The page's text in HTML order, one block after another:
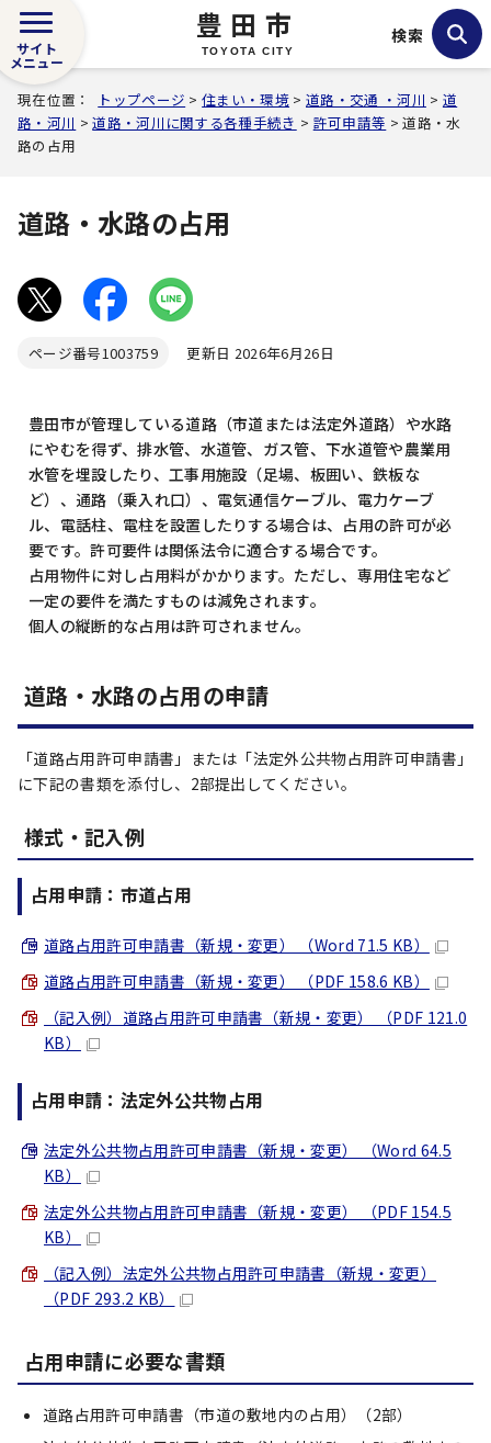
豊田市
TOYOTA CITY
サイト
メニュー
検索
現在位置： トップページ >住まい・環境 >道路・交通 ・河川 > 道
路・河川 >道路・河川に関する各種手続き > 許可申請等 > 道路・水
路の占用
道路・水路の占用
ページ番号1003759 更新日 2026年6月26日
豊田市が管理している道路（市道または法定外道路）や水路
にやむを得ず、排水管、水道管、ガス管、下水道管や農業用
水管を埋設したり、工事用施設（足場、板囲い、鉄板な
ど）、通路（乗入れ口）、電気通信ケーブル、電力ケーブ
ル、電話柱、電柱を設置したりする場合は、占用の許可が必
要です。許可要件は関係法令に適合する場合です。
占用物件に対し占用料がかかります。ただし、専用住宅など
一定の要件を満たすものは減免されます。
個人の縦断的な占用は許可されません。
道路・水路の占用の申請
「道路占用許可申請書」または「法定外公共物占用許可申請書」
に下記の書類を添付し、2部提出してください。
様式・記入例
占用申請：市道占用
道路占用許可申請書（新規・変更） （Word 71.5 KB）
道路占用許可申請書（新規・変更） （PDF 158.6 KB）
（記入例）道路占用許可申請書（新規・変更） （PDF 121.0
KB）
占用申請：法定外公共物占用
法定外公共物占用許可申請書（新規・変更） （Word 64.5
KB）
法定外公共物占用許可申請書（新規・変更） （PDF 154.5
KB）
（記入例）法定外公共物占用許可申請書（新規・変更）
（PDF 293.2 KB）
占用申請に必要な書類
道路占用許可申請書（市道の敷地内の占用）（2部）